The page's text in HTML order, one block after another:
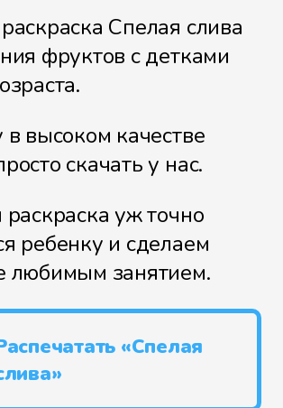
Спелая слива
фруктов с детками
в высоком качестве
скачать у нас.
уж точно
ребенку и сделаем
любимым занятием.
«Спелая